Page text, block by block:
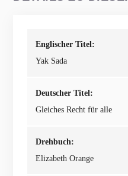
Englischer Titel:
Yak Sada
Deutscher Titel:
Gleiches Recht für alle
Drehbuch:
Elizabeth Orange